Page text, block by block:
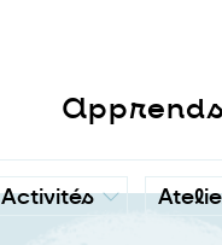
apprends
Activités